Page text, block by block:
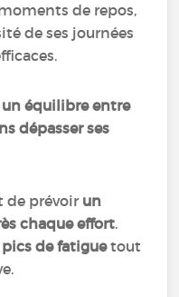
de repos,
de ses journées
un équilibre entre
dépasser ses
de prévoir un
chaque effort.
de fatiguetout